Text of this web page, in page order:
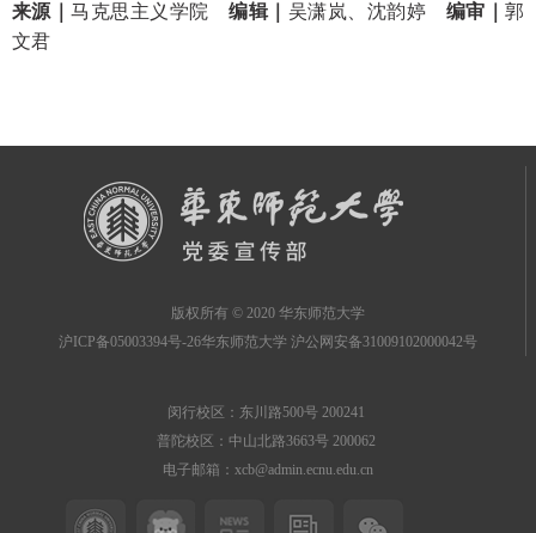
来源｜马克思主义学院编辑｜ 吴潇岚、沈韵婷 编审｜郭
文君
版权所有 © 2020 华东师范大学
沪ICP备05003394号-26华东师范大学 沪公网安备31009102000042号
闵行校区：东川路500号 200241
普陀校区：中山北路3663号 200062
电子邮箱：xcb@admin.ecnu.edu.cn